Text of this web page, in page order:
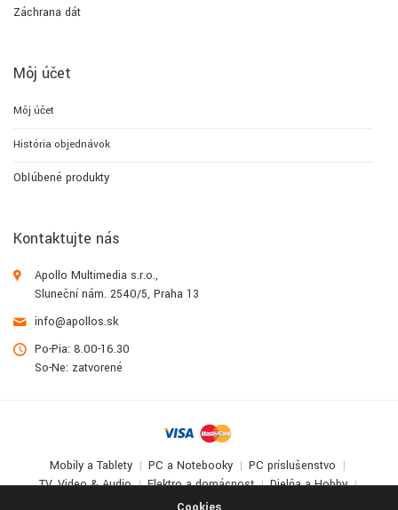
Záchrana dát
Môj účet
Môj účet
História objednávok
Obľúbené produkty
Kontaktujte nás
Apollo Multimedia s.r.o.,
Sluneční nám. 2540/5, Praha 13
info@apollos.sk
Po-Pia: 8.00-16.30
So-Ne: zatvorené
Mobily a Tablety PC a Notebooky
PC príslušenstvo
TV, Video & Audio
Elektro a domácnosť
Dielňa a Hobby
Deti a zábava